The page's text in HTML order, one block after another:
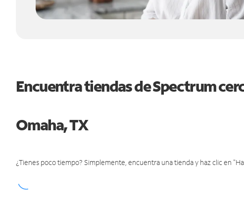
Encuentra tiendas de Spectrum
Omaha, TX
¿Tienes poco tiempo? Simplemente, encuentra una tienda y haz clic en